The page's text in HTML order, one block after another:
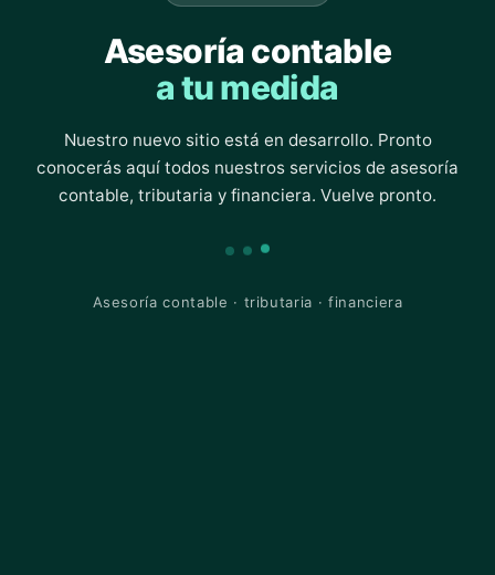
Asesoría contable
a tu medida
Nuestro nuevo sitio está en desarrollo. Pronto
conocerás aquí todos nuestros servicios de asesoría
contable, tributaria y financiera. Vuelve pronto.
Asesoría contable · tributaria · financiera